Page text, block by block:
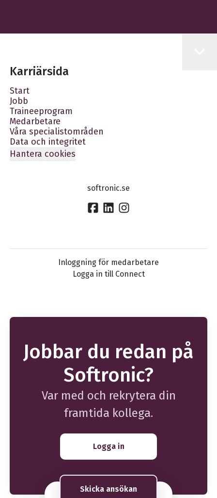
Skicka ansökan
Karriärsida
Start
Jobb
Traineeprogram
Medarbetare
Våra specialistområden
Data och integritet
Hantera cookies
softronic.se
Inloggning för medarbetare
Logga in till Connect
Jobbar du redan på
Softronic?
Var med och rekrytera din
framtida kollega.
Logga in